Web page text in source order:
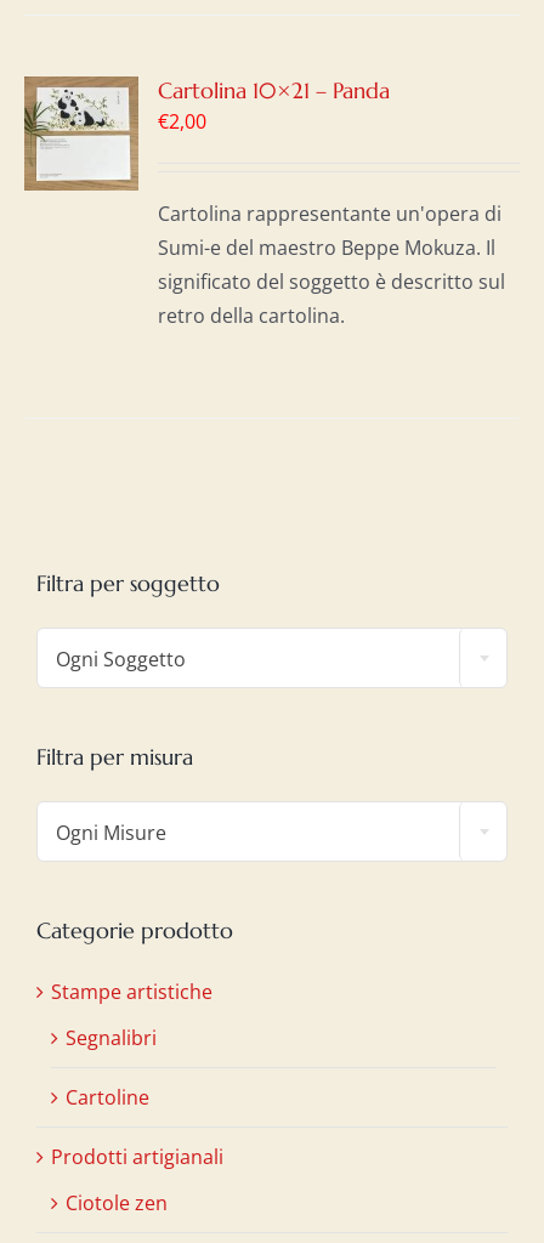
Cartolina 10×21 – Panda
€2,00
Cartolina rappresentante un'opera di
Sumi-e del maestro Beppe Mokuza. Il
significato del soggetto è descritto sul
retro della cartolina.
Filtra per soggetto
Ogni Soggetto
Filtra per misura
Ogni Misure
Categorie prodotto
Stampe artistiche
Segnalibri
Cartoline
Prodotti artigianali
Ciotole zen